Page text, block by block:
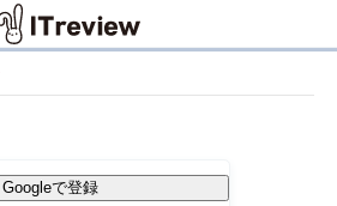
Googleで登録